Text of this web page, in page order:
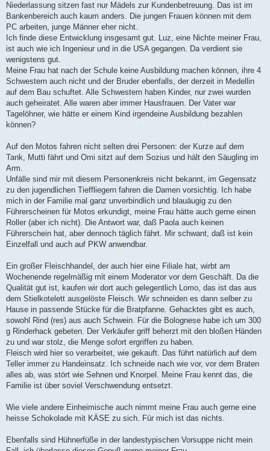
Niederlassung sitzen fast nur Mädels zur Kundenbetreuung. Das ist im
Bankenbereich auch kaum anders. Die jungen Frauen können mit dem
PC arbeiten, junge Männer eher nicht.
Ich finde diese Entwicklung insgesamt gut. Luz, eine Nichte meiner Frau,
ist auch wie ich Ingenieur und in die USA gegangen. Da verdient sie
wenigstens gut.
Meine Frau hat nach der Schule keine Ausbildung machen können, ihre 4
Schwestern auch nicht und der Bruder ebenfalls, der derzeit in Medellin
auf dem Bau schuftet. Alle Schwestern haben Kinder, nur zwei wurden
auch geheiratet. Alle waren aber immer Hausfrauen. Der Vater war
Tagelöhner, wie hätte er einem Kind irgendeine Ausbildung bezahlen
können?
Auf den Motos fahren nicht selten drei Personen: der Kurze auf dem
Tank, Mutti fährt und Omi sitzt auf dem Sozius und hält den Säugling im
Arm.
Unfälle sind mir mit diesem Personenkreis nicht bekannt, im Gegensatz
zu den jugendlichen Tieffliegern fahren die Damen vorsichtig. Ich habe
mich in der Familie mal ganz unverbindlich und blauäugig zu den
Führerscheinen für Motos erkundigt, meine Frau hätte auch gerne einen
Roller (aber ich nicht). Die Antwort war, daß Paola auch keinen
Führerschein hat, aber dennoch täglich fährt. Mir schwant, daß ist kein
Einzelfall und auch auf PKW anwendbar.
Ein großer Fleischhandel, der auch hier eine Filiale hat, wirbt am
Wochenende regelmäßig mit einem Moderator vor dem Geschäft. Da die
Qualität gut ist, kaufen wir dort auch gelegentlich Lomo, das ist das aus
dem Stielkotelett ausgelöste Fleisch. Wir schneiden es dann selber zu
Hause in passende Stücke für die Bratpfanne. Gehacktes gibt es auch,
sowohl Rind (res) aus auch Schwein. Für die Bolognese habe ich um 300
g Rinderhack gebeten. Der Verkäufer griff beherzt mit den bloßen Händen
zu und war stolz, die Menge sofort ergriffen zu haben.
Fleisch wird hier so verarbeitet, wie gekauft. Das führt natürlich auf dem
Teller immer zu Handeinsatz. Ich schneide nach wie vor, vor dem Braten
alles ab, was stört wie Sehnen und Knorpel. Meine Frau kennt das, die
Familie ist über soviel Verschwendung entsetzt.
Wie viele andere Einheimische auch nimmt meine Frau auch gerne eine
heisse Schokolade mit KÄSE zu sich. Für mich ist das nichts.
Ebenfalls sind Hühnerfüße in der landestypischen Vorsuppe nicht mein